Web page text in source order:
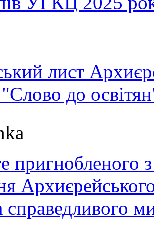
лист
"Слово до
пригнобленого
справедливого